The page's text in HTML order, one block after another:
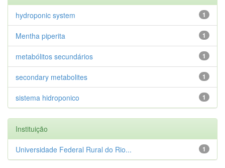
1
hydroponic system
1
Mentha piperita
1
metabólitos secundários
1
secondary metabolites
1
sistema hidroponico
Instituição
1
Universidade Federal Rural do Rio...